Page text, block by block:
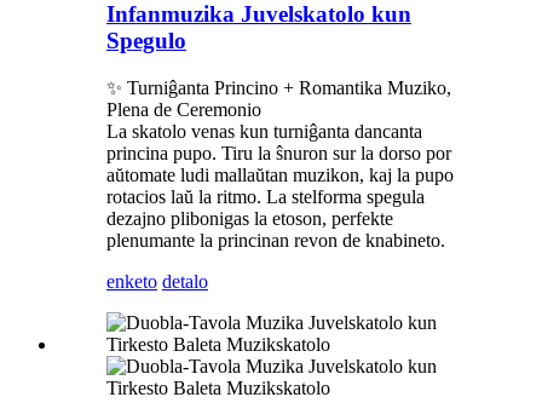
Infanmuzika Juvelskatolo kun
Spegulo
✨ Turniĝanta Princino + Romantika Muziko,
Plena de Ceremonio
La skatolo venas kun turniĝanta dancanta
princina pupo. Tiru la ŝnuron sur la dorso por
aŭtomate ludi mallaŭtan muzikon, kaj la pupo
rotacios laŭ la ritmo. La stelforma spegula
dezajno plibonigas la etoson, perfekte
plenumante la princinan revon de knabineto.
enketo detalo